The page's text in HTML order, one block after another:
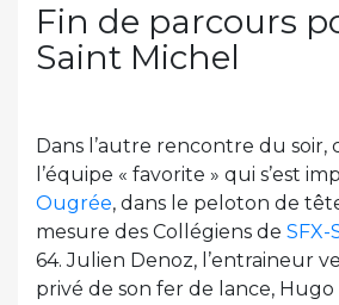
Fin de parcours
Saint Michel
Dans l’autre rencontre du soir,
l’équipe « favorite » qui s’est
Ougrée, dans le peloton de
mesure des Collégiens de SFX-
64. Julien Denoz, l’entraineur
privé de son fer de lance, Hugo